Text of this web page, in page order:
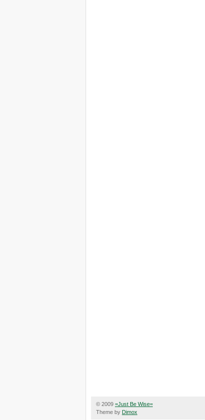
© 2009 =Just Be Wise=
Theme by Dimox